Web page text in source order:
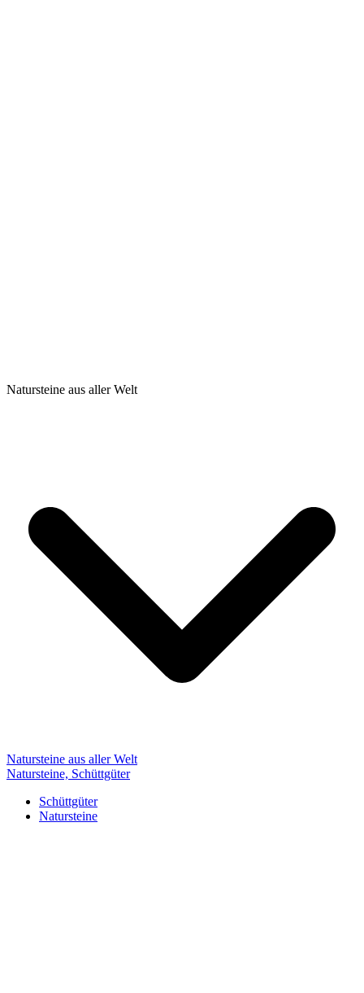
Natursteine aus aller Welt
Natursteine aus aller Welt
Natursteine, Schüttgüter
Schüttgüter
Natursteine